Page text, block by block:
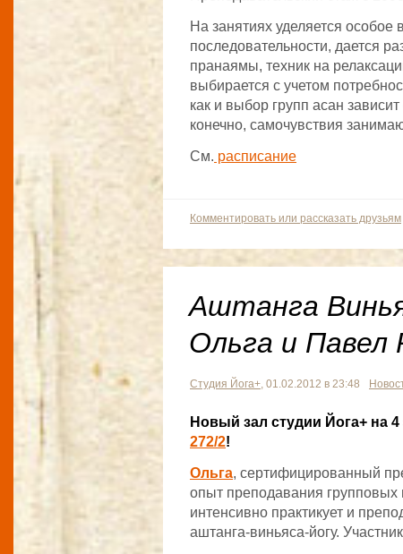
На занятиях уделяется особое
последовательности, дается
пранаямы, техник на
выбирается с учетом
как и выбор групп асан
конечно, самочувствия
См. расписание
Комментировать или рассказать друзьям
Аштанга
Ольга и Павел
Студия Йога+, 01.02.2012 в 23:48
Новый зал студии Йога+ на 4
272/2!
Ольга, сертифицированный
опыт преподавания
интенсивно практикует и
аштанга-виньяса-йогу.